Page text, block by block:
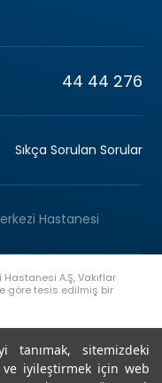
sitemizdeki
ve iyileştirmek için web
44 44 276
Sıkça Sorulan Sorular
Hastanesi
A.Ş, Vakıflar
göre tesis edilmiş bir
+90 (262) 678 54 00